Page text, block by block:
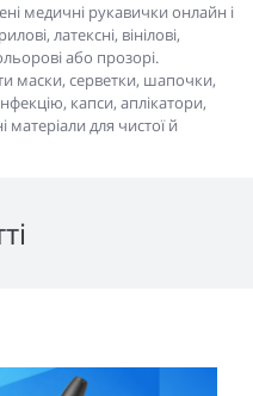
медичні рукавички онлайн і
латексні, вінілові,
або прозорі.
маски, серветки, шапочки,
капси, аплікатори,
матеріали для чистої й